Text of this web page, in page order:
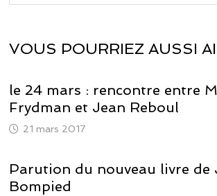
VOUS POURRIEZ AUSSI
le 24 mars : rencontre entre
Frydman et Jean Reboul
21 mars 2017
Parution du nouveau livre de
Bompied